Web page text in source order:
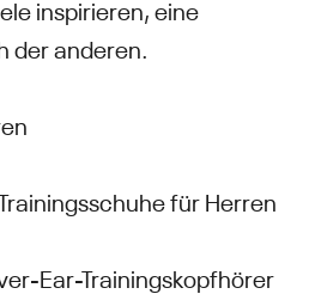
inspirieren, eine
der anderen.
für Herren
Ear-Trainingskopfhörer